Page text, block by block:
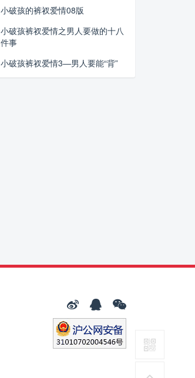
小破孩的裤衩爱情08版
小破孩裤衩爱情之男人要做的十八
件事
小破孩裤衩爱情3—男人要能“背”